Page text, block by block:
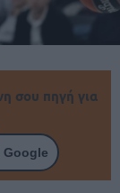
σου πηγή για
Google